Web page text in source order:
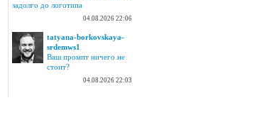
задолго до логотипа
04.08.2026 22:06
tatyana-borkovskaya-
srdemws1
Ваш промпт ничего не
стоит?
04.08.2026 22:03